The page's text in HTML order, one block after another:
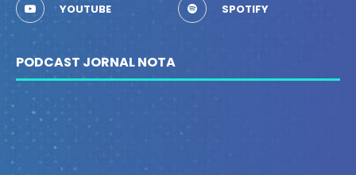
YOUTUBE SPOTIFY
PODCAST JORNAL NOTA